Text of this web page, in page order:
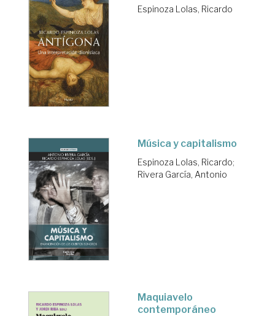
Espinoza Lolas, Ricardo
Música y capitalismo
Espinoza Lolas, Ricardo;
Rivera García, Antonio
Maquiavelo
contemporáneo